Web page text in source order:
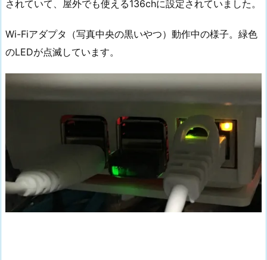
されていて、屋外でも使える136chに設定されていました。
Wi-Fiアダプタ（写真中央の黒いやつ）動作中の様子。緑色
のLEDが点滅しています。